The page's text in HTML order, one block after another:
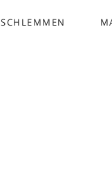
SCHLEMMEN